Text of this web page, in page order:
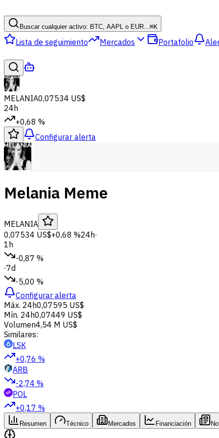
Buscar cualquier activo: BTC, AAPL o EUR...⌘K
Lista de seguimiento Mercados Portafolio
MELANIA0,07534 US$
24h
+0,68 %
Configurar alerta
Melania Meme
MELANIA
0,07534 US$+0,68 %24h·
1h
-0,87 %
·7d
-5,00 %
Configurar alerta
Máx. 24h0,07595 US$
Mín. 24h0,07449 US$
Volumen4,54 M US$
Similares:
LSK
+0,76 %
ARB
-2,74 %
POL
+0,17 %
Resumen Técnico Mercados Financiación